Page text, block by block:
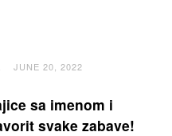
JUNE 20, 2022
sa imenom i
svake zabave!